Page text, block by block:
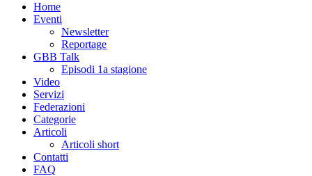
Home
Eventi
Newsletter
Reportage
GBB Talk
Episodi 1a stagione
Video
Servizi
Federazioni
Categorie
Articoli
Articoli short
Contatti
FAQ